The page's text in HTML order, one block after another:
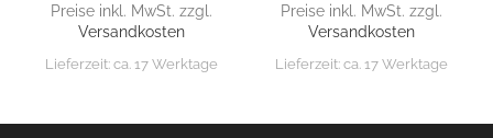
Preise inkl. MwSt. zzgl.
Versandkosten
Lieferzeit: ca. 17 Werktage
Preise inkl. MwSt. zzgl.
Versandkosten
Lieferzeit: ca. 17 Werktage